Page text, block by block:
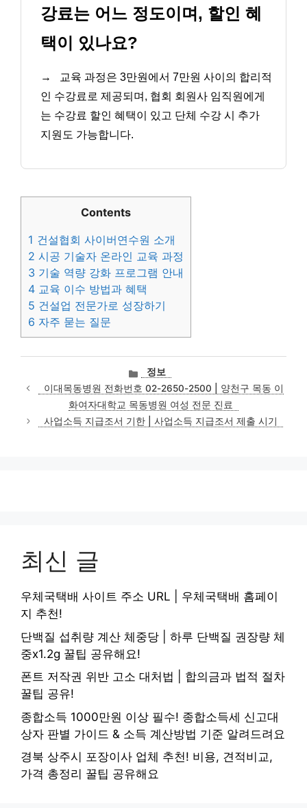
강료는 어느 정도이며, 할인 혜
택이 있나요?
→
교육 과정은 3만원에서 7만원 사이의 합리적
인 수강료로 제공되며, 협회 회원사 임직원에게
는 수강료 할인 혜택이 있고 단체 수강 시 추가
지원도 가능합니다.
Contents
1 건설협회 사이버연수원 소개
2 시공 기술자 온라인 교육 과정
3 기술 역량 강화 프로그램 안내
4 교육 이수 방법과 혜택
5 건설업 전문가로 성장하기
6 자주 묻는 질문
카
테
고
리
정보
이대목동병원 전화번호 02-2650-2500 | 양천구 목동 이
화여자대학교 목동병원 여성 전문 진료
사업소득 지급조서 기한 | 사업소득 지급조서 제출 시기
최신 글
우체국택배 사이트 주소 URL | 우체국택배 홈페이
지 추천!
단백질 섭취량 계산 체중당 | 하루 단백질 권장량 체
중x1.2g 꿀팁 공유해요!
폰트 저작권 위반 고소 대처법 | 합의금과 법적 절차
꿀팁 공유!
종합소득 1000만원 이상 필수! 종합소득세 신고대
상자 판별 가이드 & 소득 계산방법 기준 알려드려요
경북 상주시 포장이사 업체 추천! 비용, 견적비교,
가격 총정리 꿀팁 공유해요